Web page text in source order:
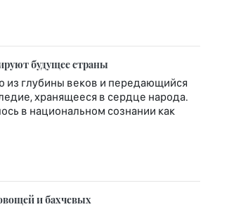
будущее страны
из глубины веков и передающийся
хранящееся в сердце народа.
в национальном сознании как
и бахчевых